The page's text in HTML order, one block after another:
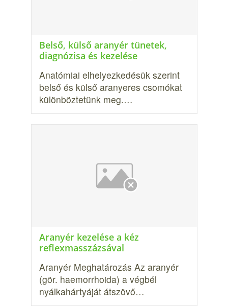
Belső, külső aranyér tünetek,
diagnózisa és kezelése
Anatómiai elhelyezkedésük szerint
belső és külső arany­eres csomókat
különböztetünk meg.…
Aranyér kezelése a kéz
reflexmasszázsával
Aranyér Meghatározás Az aranyér
(gör. haemorrhoida) a végbél
nyálkahártyáját átszövő…